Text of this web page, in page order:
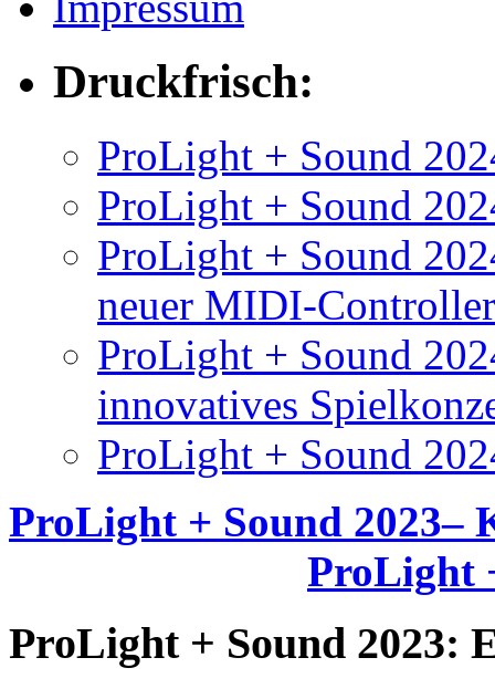
Druckfrisch:
ProLight + Sound
ProLight + Sound
ProLight + Sound
neuer MIDI-Controller
ProLight + Sound
innovatives
ProLight + Sound
ProLight + Sound 2023–
ProLight
ProLight + Sound 2023: